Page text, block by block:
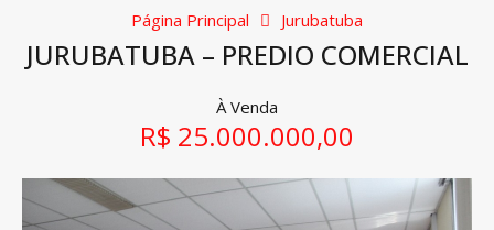
Página Principal Jurubatuba
JURUBATUBA – PREDIO COMERCIAL
À Venda
R$ 25.000.000,00